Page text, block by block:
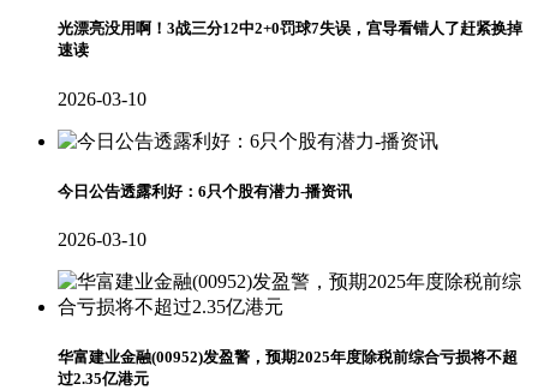
光漂亮没用啊！3战三分12中2+0罚球7失误，宫导看错人了赶紧换掉
速读
2026-03-10
今日公告透露利好：6只个股有潜力-播资讯
2026-03-10
华富建业金融(00952)发盈警，预期2025年度除税前综合亏损将不超
过2.35亿港元